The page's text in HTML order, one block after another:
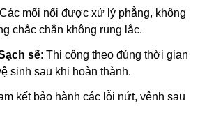
mối nối được xử lý phẳng, không
chắc chắn không rung lắc.
sẽ: Thi công theo đúng thời gian
sinh sau khi hoàn thành.
kết bảo hành các lỗi nứt, vênh sau